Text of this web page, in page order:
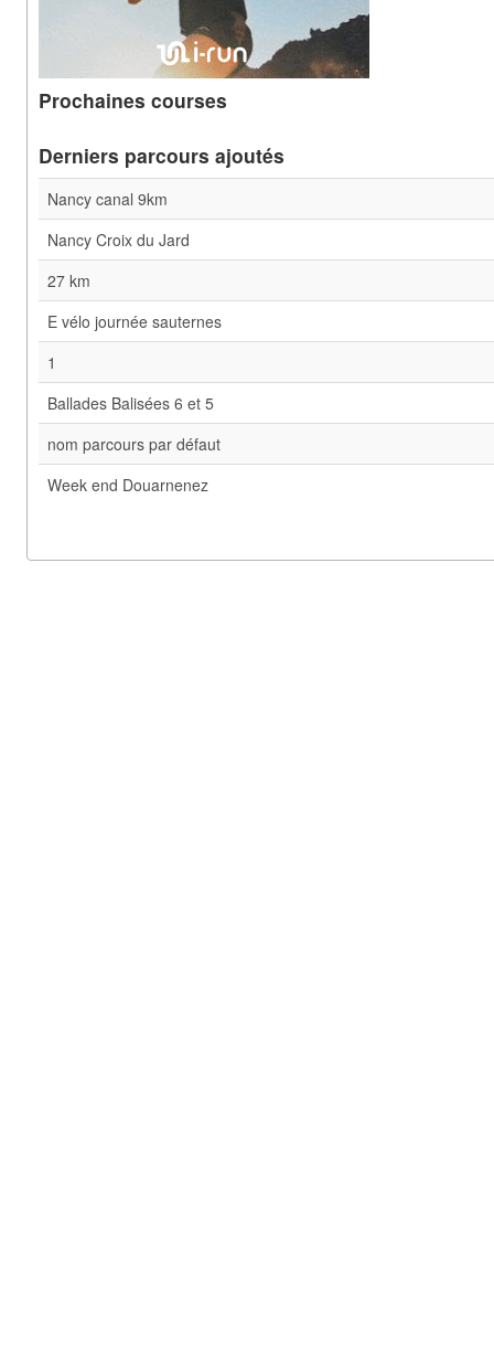
Prochaines courses
Derniers parcours ajoutés
Nancy canal 9km
Nancy Croix du Jard
27 km
E vélo journée sauternes
1
Ballades Balisées 6 et 5
nom parcours par défaut
Week end Douarnenez